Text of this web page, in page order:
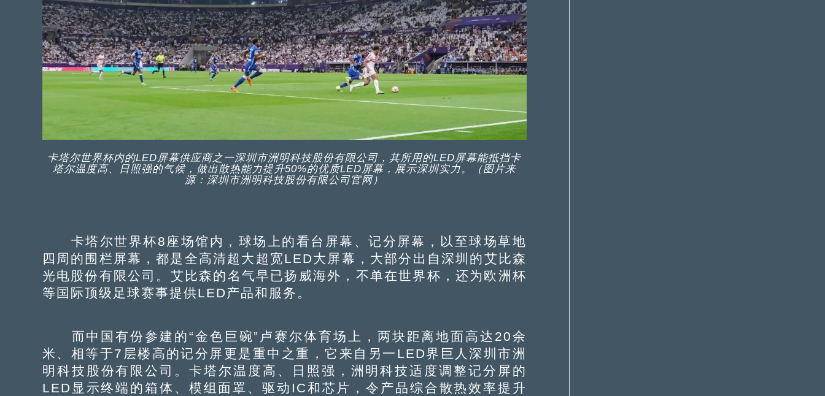
卡塔尔世界杯内的LED屏幕供应商之一深圳市洲明科技股份有限公司，其所用的LED屏幕能抵挡卡
塔尔温度高、日照强的气候，做出散热能力提升50%的优质LED屏幕，展示深圳实力。（图片来
源：深圳市洲明科技股份有限公司官网）
卡塔尔世界杯8座场馆内，球场上的看台屏幕、记分屏幕，以至球场草地
四周的围栏屏幕，都是全高清超大超宽LED大屏幕，大部分出自深圳的艾比森
光电股份有限公司。艾比森的名气早已扬威海外，不单在世界杯，还为欧洲杯
等国际顶级足球赛事提供LED产品和服务。
而中国有份参建的“金色巨碗”卢赛尔体育场上，两块距离地面高达20余
米、相等于7层楼高的记分屏更是重中之重，它来自另一LED界巨人深圳市洲
明科技股份有限公司。卡塔尔温度高、日照强，洲明科技适度调整记分屏的
LED显示终端的箱体、模组面罩、驱动IC和芯片，令产品综合散热效率提升